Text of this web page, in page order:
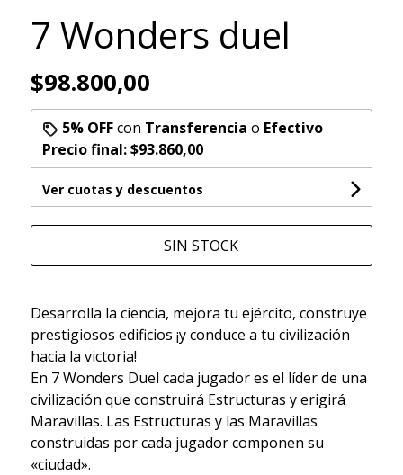
7 Wonders duel
$98.800,00
5% OFFcon Transferencia o Efectivo
Precio final:$93.860,00
Ver cuotas y descuentos
SIN STOCK
Desarrolla la ciencia, mejora tu ejército, construye
prestigiosos edificios ¡y conduce a tu civilización
hacia la victoria!
En 7 Wonders Duel cada jugador es el líder de una
civilización que construirá Estructuras y erigirá
Maravillas. Las Estructuras y las Maravillas
construidas por cada jugador componen su
«ciudad».